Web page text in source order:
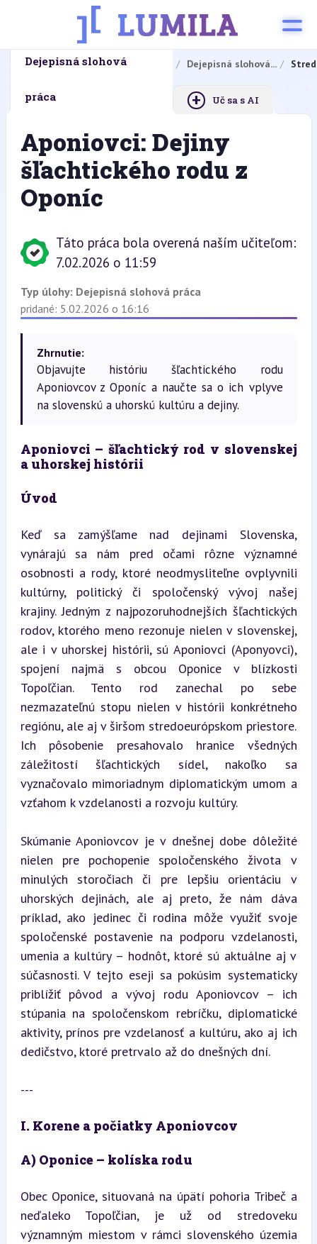
Domovská stránka Domáce úlohy Dejepisná slohová...
Dejepisná slohová
práca + Uč sa s AI
Aponiovci: Dejiny
šľachtického rodu z
Oponíc
Táto práca bola overená naším učiteľom:
7.02.2026 o 11:59
Typ úlohy: Dejepisná slohová práca
pridané: 5.02.2026 o 16:16
Zhrnutie:
Objavujte históriu šľachtického rodu
Aponiovcov z Oponíc a naučte sa o ich vplyve
na slovenskú a uhorskú kultúru a dejiny.
Aponiovci – šľachtický rod v slovenskej
a uhorskej histórii
Úvod
Keď sa zamýšľame nad dejinami Slovenska,
vynárajú sa nám pred očami rôzne významné
osobnosti a rody, ktoré neodmysliteľne ovplyvnili
kultúrny, politický či spoločenský vývoj našej
krajiny. Jedným z najpozoruhodnejších šľachtických
rodov, ktorého meno rezonuje nielen v slovenskej,
ale i v uhorskej histórii, sú Aponiovci (Aponyovci),
spojení najmä s obcou Oponice v blízkosti
Topoľčian. Tento rod zanechal po sebe
nezmazateľnú stopu nielen v histórii konkrétneho
regiónu, ale aj v širšom stredoeurópskom priestore.
Ich pôsobenie presahovalo hranice všedných
záležitostí šľachtických sídel, nakoľko sa
vyznačovalo mimoriadnym diplomatickým umom a
vzťahom k vzdelanosti a rozvoju kultúry.
Skúmanie Aponiovcov je v dnešnej dobe dôležité
nielen pre pochopenie spoločenského života v
minulých storočiach či pre lepšiu orientáciu v
uhorských dejinách, ale aj preto, že nám dáva
príklad, ako jedinec či rodina môže využiť svoje
spoločenské postavenie na podporu vzdelanosti,
umenia a kultúry – hodnôt, ktoré sú aktuálne aj v
súčasnosti. V tejto eseji sa pokúsim systematicky
priblížiť pôvod a vývoj rodu Aponiovcov – ich
stúpania na spoločenskom rebríčku, diplomatické
aktivity, prínos pre vzdelanosť a kultúru, ako aj ich
dedičstvo, ktoré pretrvalo až do dnešných dní.
---
I. Korene a počiatky Aponiovcov
A) Oponice – kolíska rodu
Obec Oponice, situovaná na úpätí pohoria Tribeč a
neďaleko Topoľčian, je už od stredoveku
významným miestom v rámci slovenského územia